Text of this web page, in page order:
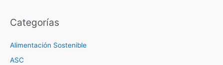
Categorías
Alimentación Sostenible
ASC